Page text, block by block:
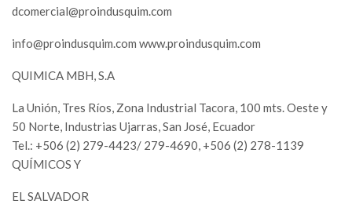
dcomercial@proindusquim.com
info@proindusquim.com www.proindusquim.com
QUIMICA MBH, S.A
La Unión, Tres Ríos, Zona Industrial Tacora, 100 mts. Oeste y
50 Norte, Industrias Ujarras, San José, Ecuador
Tel.: +506 (2) 279-4423/ 279-4690, +506 (2) 278-1139
QUÍMICOS Y
EL SALVADOR